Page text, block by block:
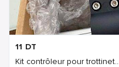
11 DT
Kit contrôleur pour trottinet...